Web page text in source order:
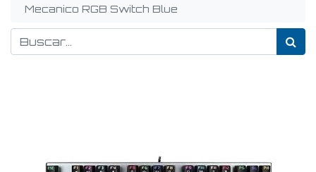
Mecanico RGB Switch Blue